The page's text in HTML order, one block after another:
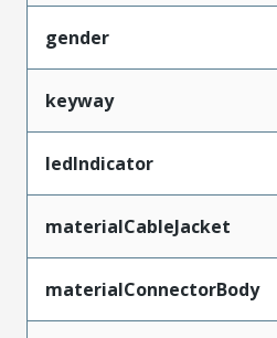
gender
keyway
ledIndicator
materialCableJacket
materialConnectorBody